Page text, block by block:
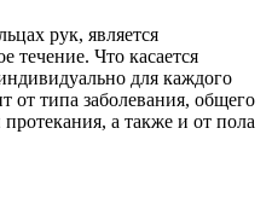
рук, является
течение. Что касается
для каждого
от типа заболевания, общего
а также и от пола